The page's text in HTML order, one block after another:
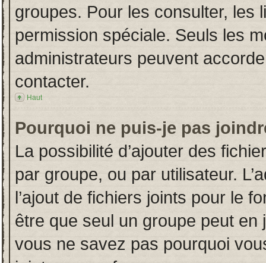
groupes. Pour les consulter, les
permission spéciale. Seuls les
administrateurs peuvent
contacter.
Haut
Pourquoi ne puis-je pas
La possibilité d’ajouter des
par groupe, ou par utilisateur.
l’ajout de fichiers joints pour le
être que seul un groupe peut en
vous ne savez pas pourquoi